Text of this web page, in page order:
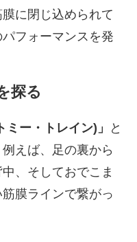
に閉じ込められて
フォーマンスを発
探る
ミー・トレイン)」
と
えば、足の裏から
、そしておでこま
膜ラインで繋がっ